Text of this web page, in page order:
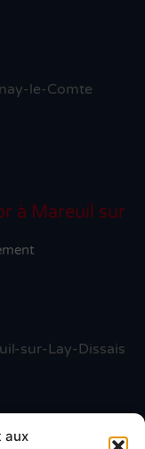
aux
le-Comte
à Mareuil sur
sur-Lay-Dissais